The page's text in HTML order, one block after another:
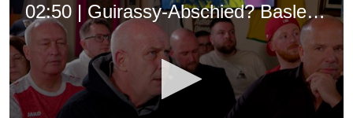
02:50 | Guirassy-Abschied? Basler äußert Verdacht